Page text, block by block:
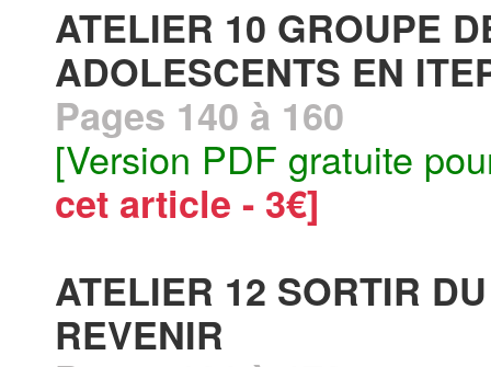
ATELIER 10 GROUPE
ADOLESCENTS EN
Pages 140 à 160
[Version PDF gratuite
cet article - 3€]
ATELIER 12 SORTIR
REVENIR